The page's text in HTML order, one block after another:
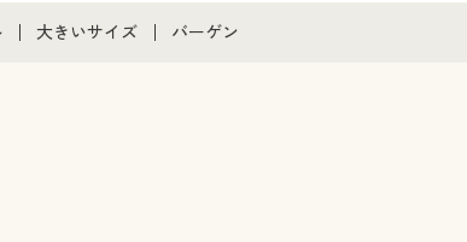
チラシからのご注文
ンズ下着
大きいサイズ バーゲン